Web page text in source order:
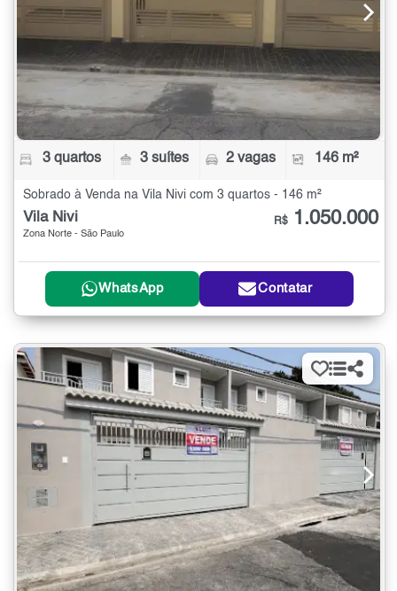
3 quartos 3 suítes 2 vagas 146 m²
Sobrado à Venda na Vila Nivi com 3 quartos - 146 m²
Vila Nivi
Zona Norte - São Paulo
R$ 1.050.000
WhatsApp Contatar